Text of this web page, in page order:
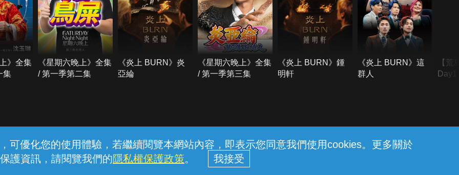
可優化您的使用體驗，若繼續閱覽本網站內容，即表示您同意我們使用cookies。更多關於
護資訊，請閱覽我們的隱私權保護政策。
》全集
集
《星期六晚上》全集
/ 第一季第二集
《炎上 BURN》炎
亞綸
《星期六晚上》全集
/ 第一季第三集
《炎上 BURN》鍾
明軒
《炎上 BURN》這
群人
【荒
線上客服 服務條款 隱私權保護
中華電信股份有限公司個人家庭分公司 (統一編號：96979949) © 2026